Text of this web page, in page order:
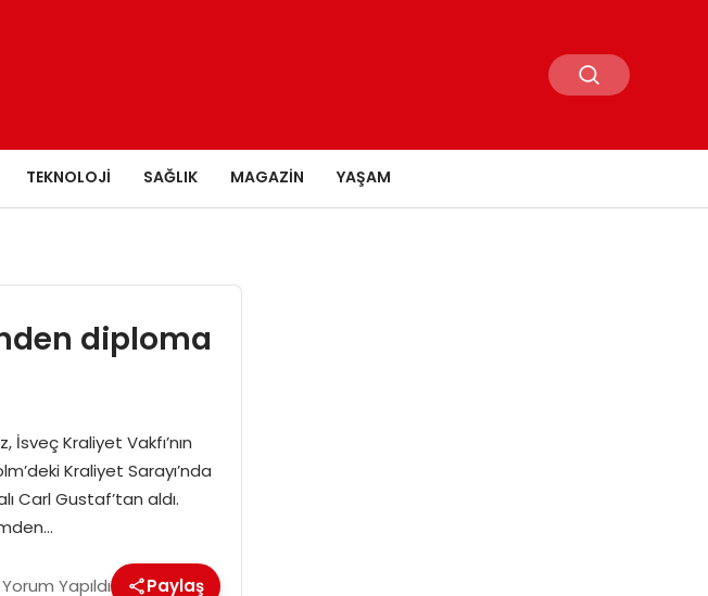
TEKNOLOJI SAĞLIK MAGAZIN YAŞAM
diploma
Kraliyet Vakfı’nın
Kraliyet Sarayı’nda
Carl Gustaf’tan aldı.
Yapıldı Paylaş